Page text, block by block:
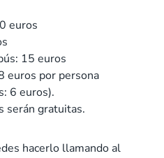
euros
15 euros
euros por persona
6 euros).
serán gratuitas.
hacerlo llamando al